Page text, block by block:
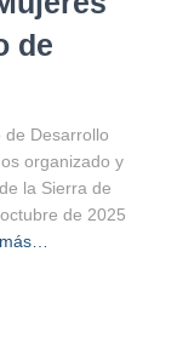
de
de Desarrollo
organizado y
la Sierra de
de 2025